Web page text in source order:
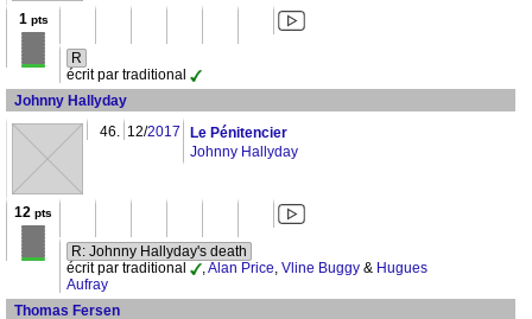
1 pts
R
écrit par traditional
Johnny Hallyday
46. 12/2017
Le Pénitencier
Johnny Hallyday
12 pts
R: Johnny Hallyday's death
écrit par traditional
,Alan Price, Vline Buggy & Hugues
Aufray
Thomas Fersen